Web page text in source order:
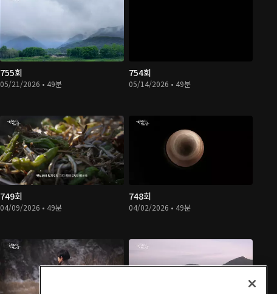
755회
05/21/2026 • 49분
754회
05/14/2026 • 49분
749회
04/09/2026 • 49분
748회
04/02/2026 • 49분